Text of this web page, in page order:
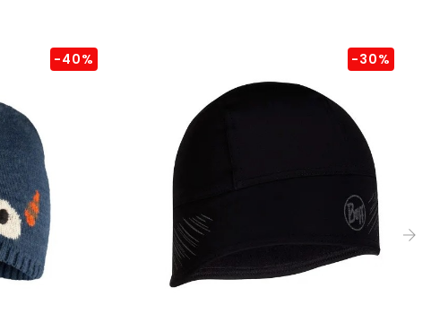
-40% -30%